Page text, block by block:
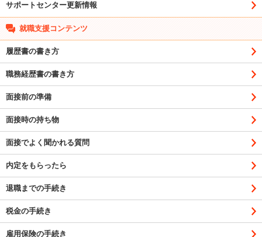
サポートセンター更新情報
就職支援コンテンツ
履歴書の書き方
職務経歴書の書き方
面接前の準備
面接時の持ち物
面接でよく聞かれる質問
内定をもらったら
退職までの手続き
税金の手続き
雇用保険の手続き